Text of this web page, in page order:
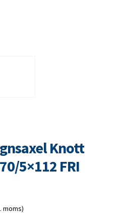
Knott
5×112 FRI
moms)